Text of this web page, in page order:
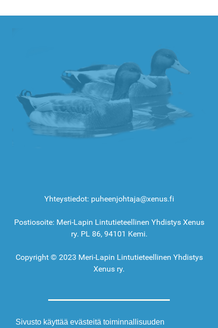
Sivusto käyttää evästeitä toiminnallisuuden
Yhteystiedot: puheenjohtaja@xenus.fi
Postiosoite: Meri-Lapin Lintutieteellinen Yhdistys Xenus
ry. PL 86, 94101 Kemi.
Copyright © 2023 Meri-Lapin Lintutieteellinen Yhdistys
Xenus ry.